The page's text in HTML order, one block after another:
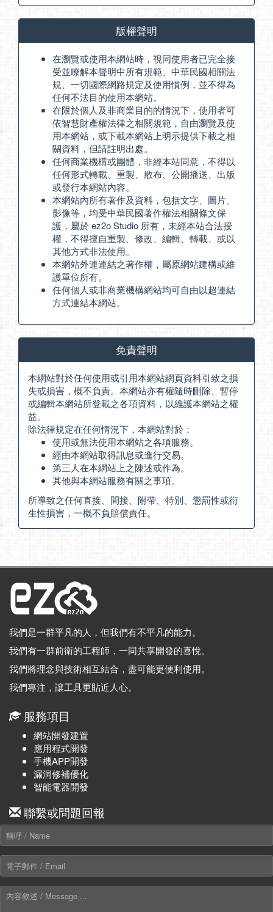
版權聲明
在瀏覽或使用本網站時，視同使用者已完全接
受並瞭解本聲明中所有規範、中華民國相關法
規、一切國際網路規定及使用慣例，並不得為
任何不法目的使用本網站。
在限於個人及非商業目的的情況下，使用者可
依智慧財產權法律之相關規範，自由瀏覽及使
用本網站，或下載本網站上明示提供下載之相
關資料，但請註明出處。
任何商業機構或團體，非經本站同意，不得以
任何形式轉載、重製、散布、公開播送、出版
或發行本網站內容。
本網站內所有著作及資料，包括文字、圖片、
影像等，均受中華民國著作權法相關條文保
護，屬於 ez2o Studio 所有，未經本站合法授
權，不得擅自重製、修改、編輯、轉載、或以
其他方式非法使用。
本網站外連連結之著作權，屬原網站建構或維
護單位所有。
任何個人或非商業機構網站均可自由以超連結
方式連結本網站。
免責聲明
本網站對於任何使用或引用本網站網頁資料引致之損
失或損害，概不負責。本網站亦有權隨時刪除、暫停
或編輯本網站所登載之各項資料，以維護本網站之權
益。
除法律規定在任何情況下，本網站對於：
使用或無法使用本網站之各項服務。
經由本網站取得訊息或進行交易。
第三人在本網站上之陳述或作為。
其他與本網站服務有關之事項。
所導致之任何直接、間接、附帶、特別、懲罰性或衍
生性損害，一概不負賠償責任。
我們是一群平凡的人，但我們有不平凡的能力。
我們有一群前衛的工程師，一同共享開發的喜悅。
我們將理念與技術相互結合，盡可能更便利使用。
我們專注，讓工具更貼近人心。
服務項目
網站開發建置
應用程式開發
手機APP開發
漏洞修補優化
智能電器開發
聯繫或問題回報